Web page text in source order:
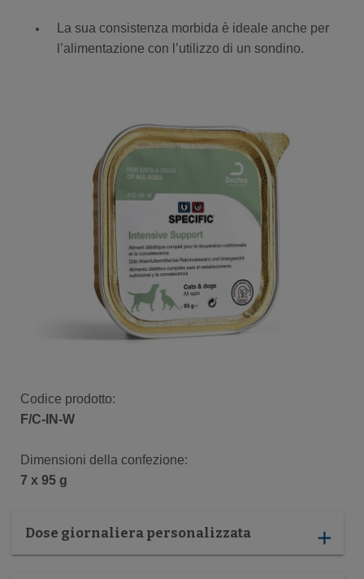
La sua consistenza morbida è ideale anche per
l’alimentazione con l’utilizzo di un sondino.
Codice prodotto:
F/C-IN-W
Dimensioni della confezione​:
7 x 95 g
Dose giornaliera personalizzata add